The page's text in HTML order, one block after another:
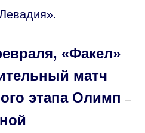
«Факел»
матч
этапа Олимп –